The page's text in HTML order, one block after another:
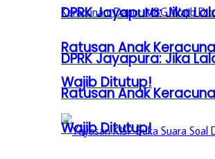
DPRK Jayapura: Jika
Ratusan Anak
Wajib Ditutup!
DPRK Jayapura: Jika
Ratusan Anak
Wajib Ditutup!